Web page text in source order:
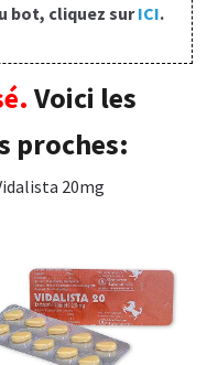
bot, cliquez surICI.
Voici les
proches: